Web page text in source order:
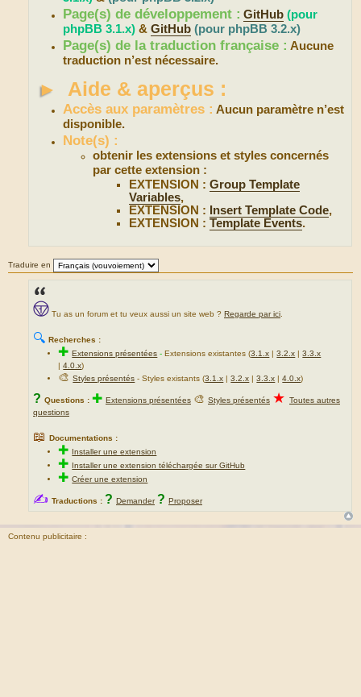
Page(s) de développement : GitHub (pour
phpBB 3.1.x) &GitHub (pour phpBB 3.2.x)
Page(s) de la traduction française : Aucune
traduction n’est nécessaire.
► Aide & aperçus :
Accès aux paramètres : Aucun paramètre n’est
disponible.
Note(s) :
obtenir les extensions et styles concernés
par cette extension :
EXTENSION : Group Template
Variables,
EXTENSION :
Insert Template Code,
EXTENSION : Template Events.
Traduire en
Tu as un forum et tu veux aussi un site web ? Regarde par ici
🔍 Recherches :
✚Extensions présentées -Extensions existantes (3.1.x |3.2.x |3.3.x
|4.0.x)
🎨Styles présentés - Styles existants (3.1.x |3.2.x |3.3.x |4.0.x)
? Questions : ✚ Extensions présentées 🎨 Styles présentés ★ Toutes autres
questions
📖 Documentations :
✚ Installer une extension
✚ Installer une extension téléchargée sur GitHub
✚Créer une extension
✍ Traductions : ? Demander ? Proposer
Contenu publicitaire :